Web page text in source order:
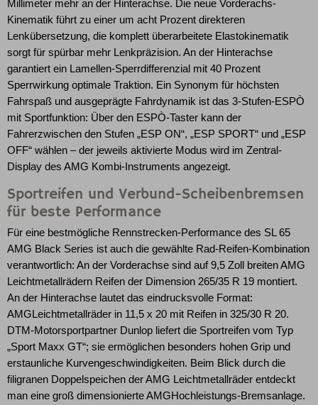
Millimeter mehr an der Hinterachse. Die neue Vorderachs-
Kinematik führt zu einer um acht Prozent direkteren
Lenkübersetzung, die komplett überarbeitete Elastokinematik
sorgt für spürbar mehr Lenkpräzision. An der Hinterachse
garantiert ein Lamellen-Sperrdifferenzial mit 40 Prozent
Sperrwirkung optimale Traktion. Ein Synonym für höchsten
Fahrspaß und ausgeprägte Fahrdynamik ist das 3-Stufen-ESPÒ
mit Sportfunktion: Über den ESPÒ-Taster kann der
Fahrerzwischen den Stufen „ESP ON“, „ESP SPORT“ und „ESP
OFF“ wählen – der jeweils aktivierte Modus wird im Zentral-
Display des AMG Kombi-Instruments angezeigt.
Sportreifen und Verbund-Scheibenbremsen
für beste Performance
Für eine bestmögliche Rennstrecken-Performance des SL 65
AMG Black Series ist auch die gewählte Rad-Reifen-Kombination
verantwortlich: An der Vorderachse sind auf 9,5 Zoll breiten AMG
Leichtmetallrädern Reifen der Dimension 265/35 R 19 montiert.
An der Hinterachse lautet das eindrucksvolle Format:
AMGLeichtmetallräder in 11,5 x 20 mit Reifen in 325/30 R 20.
DTM-Motorsportpartner Dunlop liefert die Sportreifen vom Typ
„Sport Maxx GT“; sie ermöglichen besonders hohen Grip und
erstaunliche Kurvengeschwindigkeiten. Beim Blick durch die
filigranen Doppelspeichen der AMG Leichtmetallräder entdeckt
man eine groß dimensionierte AMGHochleistungs-Bremsanlage.